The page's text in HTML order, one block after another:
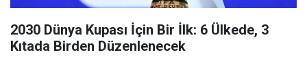
2030 Dünya Kupası İçin Bir İlk: 6 Ülkede, 3
Kıtada Birden Düzenlenecek